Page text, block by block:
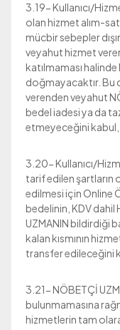
3.19- Kullanıcı/
olan hizmet alım-
mücbir sebepler
veyahut hizmet
katılmaması
doğmayacaktır. Bu
verenden veyahut
bedel iadesi ya da
etmeyeceğini kabul,
3.20- Kullanıcı/
tarif edilen şartların
edilmesi için Online
bedelinin, KDV
UZMANIN bildirdiği
kalan kısmının
transfer edileceğini
3.21- NÖBETÇİ
bulunmamasına
hizmetlerin tam